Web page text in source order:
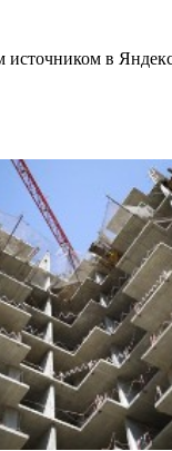
в